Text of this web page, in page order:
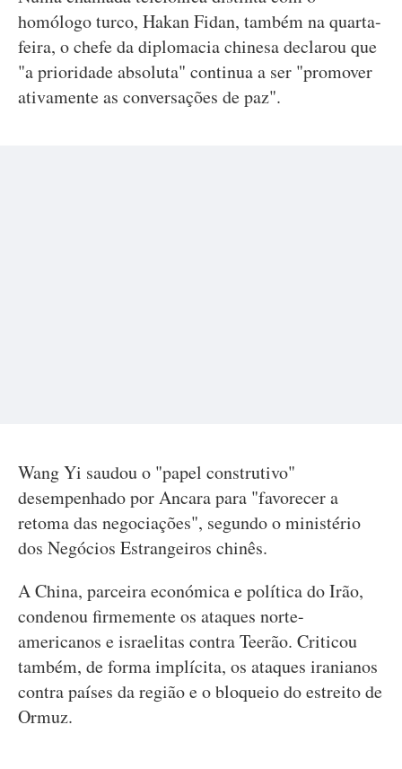
homólogo turco, Hakan Fidan, também na quarta-
feira, o chefe da diplomacia chinesa declarou que
"a prioridade absoluta" continua a ser "promover
ativamente as conversações de paz".
Wang Yi saudou o "papel construtivo"
desempenhado por Ancara para "favorecer a
retoma das negociações", segundo o ministério
dos Negócios Estrangeiros chinês.
A China, parceira económica e política do Irão,
condenou firmemente os ataques norte-
americanos e israelitas contra Teerão. Criticou
também, de forma implícita, os ataques iranianos
contra países da região e o bloqueio do estreito de
Ormuz.